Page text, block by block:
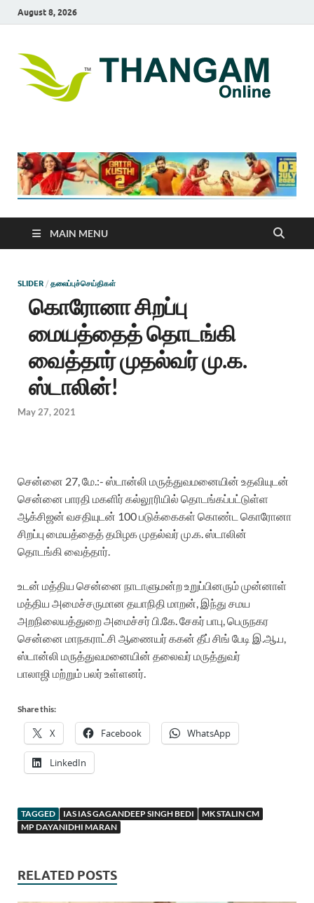
August 8, 2026
MAIN MENU
SLIDER / தலைப்புச்செய்திகள்
கொரோனா சிறப்பு
மையத்தைத் தொடங்கி
வைத்தார் முதல்வர் மு.க.
ஸ்டாலின்!
May 27, 2021
சென்னை 27, மே.:- ஸ்டான்லி மருத்துவமனையின் உதவியுடன்
சென்னை பாரதி மகளிர் கல்லூரியில் தொடங்கப்பட்டுள்ள
ஆக்சிஜன் வசதியுடன் 100 படுக்கைகள் கொண்ட கொரோனா
சிறப்பு மையத்தைத் தமிழக முதல்வர் மு.க. ஸ்டாலின்
தொடங்கி வைத்தார்.
உடன் மத்திய சென்னை நாடாளுமன்ற உறுப்பினரும் முன்னாள்
மத்திய அமைச்சருமான தயாநிதி மாறன், இந்து சமய
அறநிலையத்துறை அமைச்சர் பி.கே. சேகர் பாபு, பெருநகர
சென்னை மாநகராட்சி ஆணையர் ககன் தீப் சிங் பேடி இ.ஆ.ப,
ஸ்டான்லி மருத்துவமனையின் தலைவர் மருத்துவர்
பாலாஜி மற்றும் பலர் உள்ளனர்.
Share this:
X Facebook WhatsApp
LinkedIn
TAGGED IAS IAS GAGANDEEP SINGH BEDI
MK STALIN CM
MP DAYANIDHI MARAN
RELATED POSTS